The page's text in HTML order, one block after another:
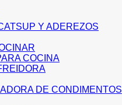
Y ADEREZOS
COCINA
DE CONDIMENTOS